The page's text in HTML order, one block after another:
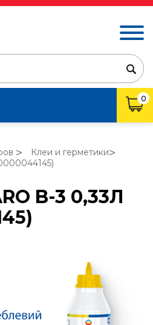
0
Клеи и герметики
B-3 0,33Л